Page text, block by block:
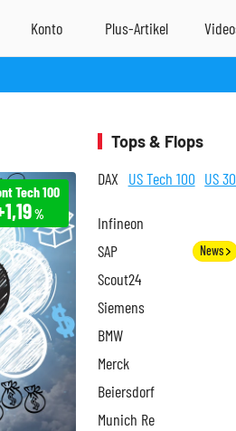
Tech 100
%
Tops & Flops
DAX US Tech 100 US 30
Infineon
SAP News
Scout24
Siemens
BMW
Merck
Beiersdorf
Munich Re